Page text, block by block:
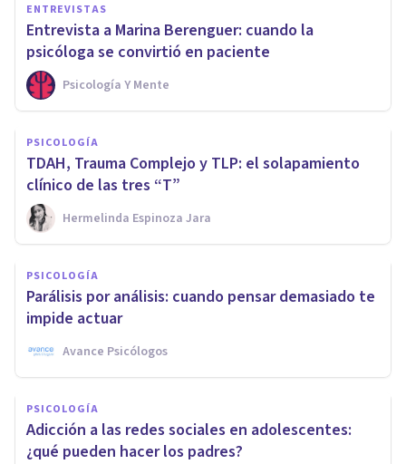
ENTREVISTAS
Entrevista a Marina Berenguer: cuando la
psicóloga se convirtió en paciente
Psicología Y Mente
PSICOLOGÍA
TDAH, Trauma Complejo y TLP: el solapamiento
clínico de las tres “T”
Hermelinda Espinoza Jara
PSICOLOGÍA
Parálisis por análisis: cuando pensar demasiado te
impide actuar
Avance Psicólogos
PSICOLOGÍA
Adicción a las redes sociales en adolescentes:
¿qué pueden hacer los padres?